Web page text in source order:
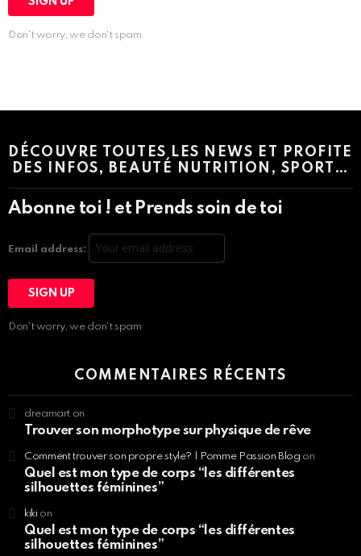
Don't worry, we don't spam
DÉCOUVRE TOUTES LES NEWS ET PROFITE
DES INFOS, BEAUTÉ NUTRITION, SPORT…
Abonne toi ! et Prends soin de toi
Email address:
Don't worry, we don't spam
COMMENTAIRES RÉCENTS
dreamart on
Trouver son morphotype sur physique de rêve
Comment trouver son propre style? | Pomme Passion Blog on
Quel est mon type de corps “les différentes
silhouettes féminines”
kikion
Quel est mon type de corps “les différentes
silhouettes féminines”